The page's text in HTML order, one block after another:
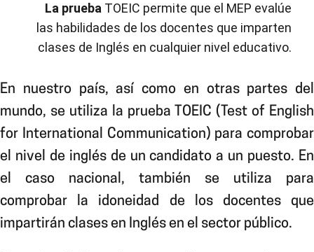
La prueba TOEIC permite que el MEP evalúe
las habilidades de los docentes que imparten
clases de Inglés en cualquier nivel educativo.
En nuestro país, así como en otras partes del
mundo, se utiliza la prueba TOEIC (Test of English
for International Communication) para comprobar
el nivel de inglés de un candidato a un puesto. En
el caso nacional, también se utiliza para
comprobar la idoneidad de los docentes que
impartirán clases en Inglés en el sector público.